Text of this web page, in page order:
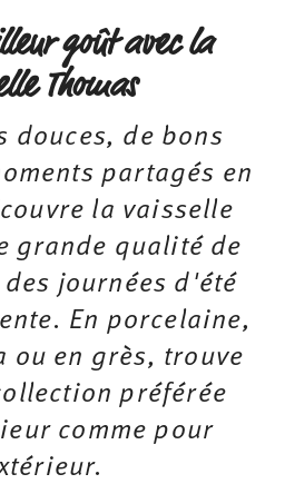
goût avec la
Thomas
douces, de bons
partagés en
la vaisselle
grande qualité de
journées d'été
En porcelaine,
ou en grès, trouve
préférée
comme pour